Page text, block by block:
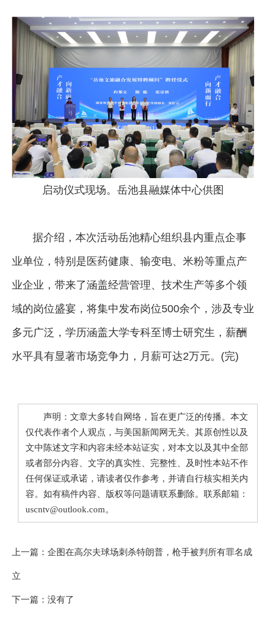
启动仪式现场。岳池县融媒体中心供图
据介绍，本次活动岳池精心组织县内重点企事
业单位，特别是医药健康、输变电、米粉等重点产
业企业，带来了涵盖经营管理、技术生产等多个领
域的岗位盛宴，将集中发布岗位500余个，涉及专业
多元广泛，学历涵盖大学专科至博士研究生，薪酬
水平具有显著市场竞争力，月薪可达2万元。(完)
声明：文章大多转自网络，旨在更广泛的传播。本文
仅代表作者个人观点，与美国新闻网无关。其原创性以及
文中陈述文字和内容未经本站证实，对本文以及其中全部
或者部分内容、文字的真实性、完整性、及时性本站不作
任何保证或承诺，请读者仅作参考，并请自行核实相关内
容。如有稿件内容、版权等问题请联系删除。联系邮箱：
uscntv@outlook.com。
上一篇： 企图在高尔夫球场刺杀特朗普，枪手被判所有罪名成
立
下一篇：没有了